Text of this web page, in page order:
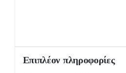
Επιπλέον πληροφορίες